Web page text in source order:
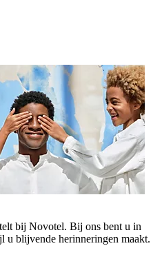
bij Novotel. Bij ons bent u in
u blijvende herinneringen maakt.